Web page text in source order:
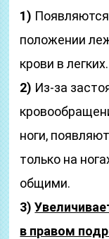
1) Появляются
положении
крови в легких.
2) Из-за
ноги,
только на
общими.
3)
в правом